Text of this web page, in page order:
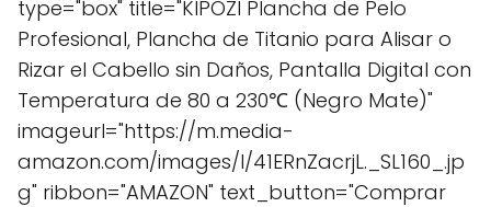
type="box" title="KIPOZI Plancha de Pelo
Profesional, Plancha de Titanio para Alisar o
Rizar el Cabello sin Daños, Pantalla Digital con
Temperatura de 80 a 230℃ (Negro Mate)"
imageurl="https://m.media-
amazon.com/images/I/41ERnZacrjL._SL160_.jp
g" ribbon="AMAZON" text_button="Comprar